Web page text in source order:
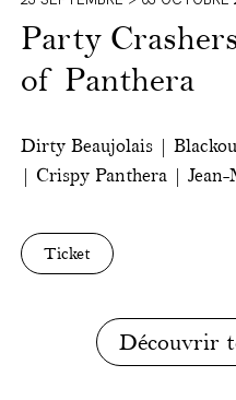
Party
of Panthera
Dirty Beaujolais |
| Crispy Panthera |
Ticket
Découvrir